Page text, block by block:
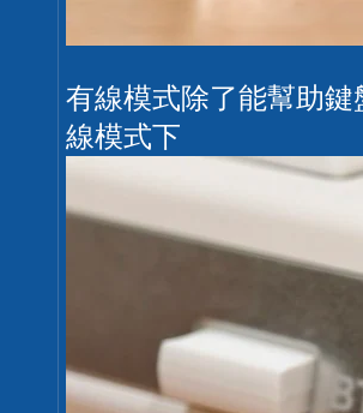
有線模式除了能幫助
線模式下